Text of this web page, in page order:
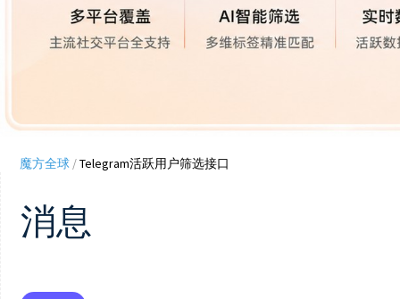
魔方全球/Telegram活跃用户筛选接口
消息